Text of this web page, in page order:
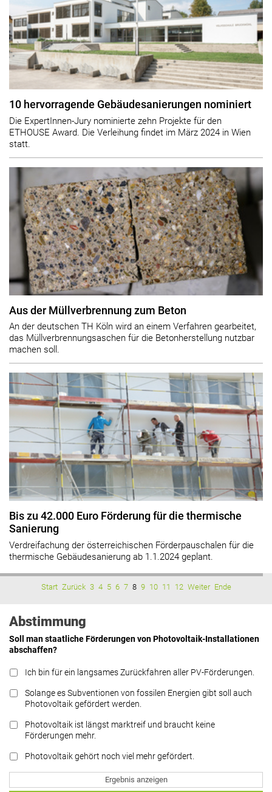
10 hervorragende Gebäudesanierungen nominiert
Die ExpertInnen-Jury nominierte zehn Projekte für den
ETHOUSE Award. Die Verleihung findet im März 2024 in Wien
statt.
Aus der Müllverbrennung zum Beton
An der deutschen TH Köln wird an einem Verfahren gearbeitet,
das Müllverbrennungsaschen für die Betonherstellung nutzbar
machen soll.
Bis zu 42.000 Euro Förderung für die thermische
Sanierung
Verdreifachung der österreichischen Förderpauschalen für die
thermische Gebäudesanierung ab 1.1.2024 geplant.
Start Zurück 3 4 5 6 7 8 9 10 11 12 Weiter Ende
Abstimmung
Soll man staatliche Förderungen von Photovoltaik-Installationen
abschaffen?
Ich bin für ein langsames Zurückfahren aller PV-Förderungen.
Solange es Subventionen von fossilen Energien gibt soll auch
Photovoltaik gefördert werden.
Photovoltaik ist längst marktreif und braucht keine
Förderungen mehr.
Photovoltaik gehört noch viel mehr gefördert.
Ergebnis anzeigen